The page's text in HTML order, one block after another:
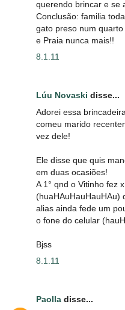
querendo brincar e se
Conclusão: familia
gato preso num
e Praia nunca mais!!
8.1.11
Lúu Novaski disse...
Adorei essa
comeu marido
vez dele!
Ele disse que quis
em duas ocasiões!
A 1° qnd o Vitinho fez
(huaHAuHauHauHAu)
alias ainda fede um
o fone do celular
Bjss
8.1.11
Paolla disse...